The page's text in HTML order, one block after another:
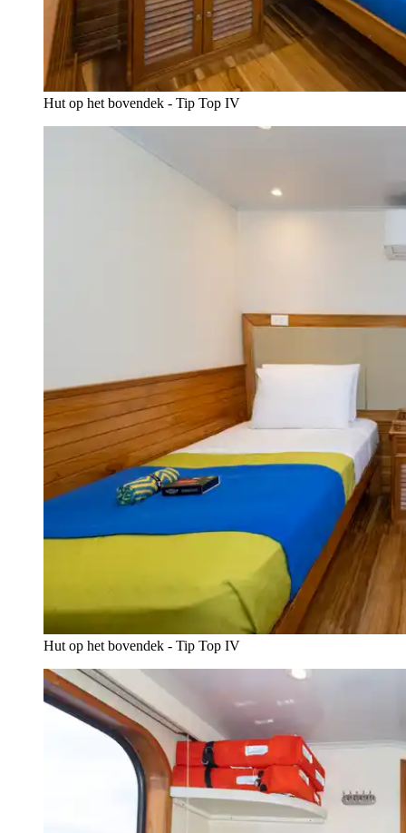
Hut op het bovendek - Tip Top IV
Hut op het bovendek - Tip Top IV